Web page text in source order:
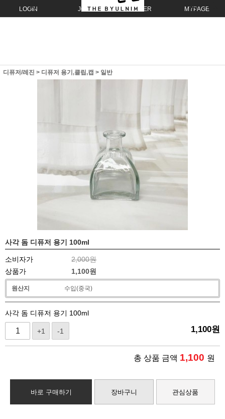
LOGIN JOIN ORDER MYPAGE
디퓨저/레진 > 디퓨저 용기,클립,캡 > 일반
사각 돔 디퓨저 용기 100ml
소비자가
2,000원
상품가
1,100원
원산지 수입(중국)
사각 돔 디퓨저 용기 100ml
+1 -1 1,100원
총 상품 금액 1,100 원
바로 구매하기 장바구니 관심상품